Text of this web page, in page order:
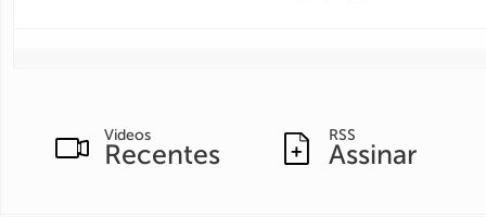
Videos
Recentes
RSS
Assinar